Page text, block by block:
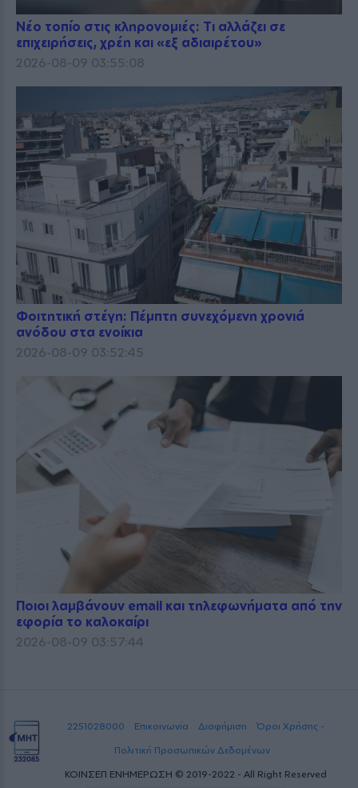
Νέο τοπίο στις κληρονομιές: Τι αλλάζει σε
επιχειρήσεις, χρέη και «εξ αδιαιρέτου»
2026-08-09 03:55:08
Φοιτητική στέγη: Πέμπτη συνεχόμενη χρονιά
ανόδου στα ενοίκια
2026-08-09 03:52:45
Ποιοι λαμβάνουν email και τηλεφωνήματα από την
εφορία το καλοκαίρι
2026-08-09 03:57:44
2251028000 Επικοινωνία Διαφήμιση
Όροι Χρήσης -
Πολιτική Προσωπικών Δεδομένων
ΚΟΙΝΣΕΠ ΕΝΗΜΕΡΩΣΗ © 2019-2022 - All Right Reserved